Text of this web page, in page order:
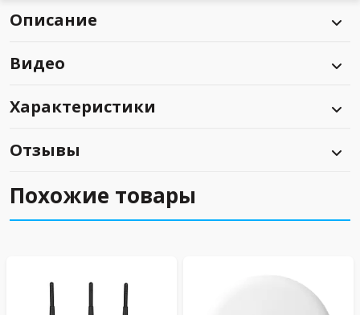
Описание
Видео
Характеристики
Отзывы
Похожие товары